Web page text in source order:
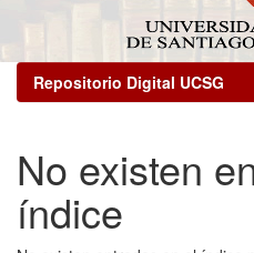
Repositorio Digital UCSG
No existen
índice